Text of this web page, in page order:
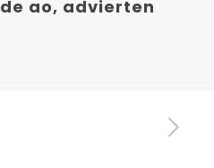
ao, advierten